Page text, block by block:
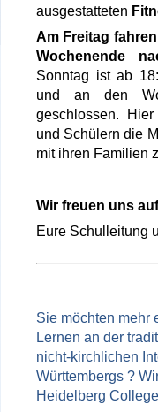
ausgestatteten
Am Freitag
Wochenende
Sonntag ist ab
und an den
geschlossen.
und Schülern die
mit ihren Familien
Wir freuen uns
Eure Schulleitung
Sie möchten mehr
Lernen an der
nicht-kirchlichen
Württembergs ?
Heidelberg